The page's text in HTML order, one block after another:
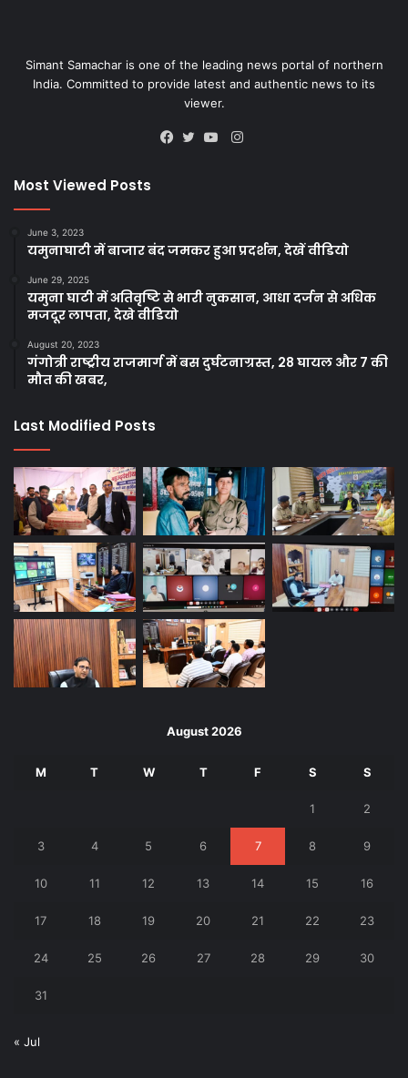
Simant Samachar is one of the leading news portal of northern
India. Committed to provide latest and authentic news to its
viewer.
Instagram
Most Viewed Posts
June 3, 2023
यमुनाघाटी में बाजार बंद जमकर हुआ प्रदर्शन, देखें वीडियो
June 29, 2025
यमुना घाटी में अतिवृष्टि से भारी नुकसान, आधा दर्जन से अधिक
मजदूर लापता, देखे वीडियो
August 20, 2023
गंगोत्री राष्ट्रीय राजमार्ग में बस दुर्घटनाग्रस्त, 28 घायल और 7 की
मौत की खबर,
Last Modified Posts
August 2026
M T W T F S S
1 2
3 4 5 6 7 8 9
10 11 12 13 14 15 16
17 18 19 20 21 22 23
24 25 26 27 28 29 30
31
« Jul